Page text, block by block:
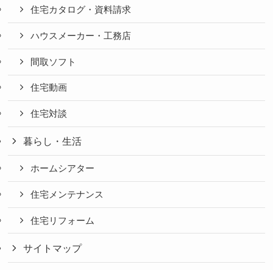
住宅カタログ・資料請求
ハウスメーカー・工務店
間取ソフト
住宅動画
住宅対談
暮らし・生活
ホームシアター
住宅メンテナンス
住宅リフォーム
サイトマップ